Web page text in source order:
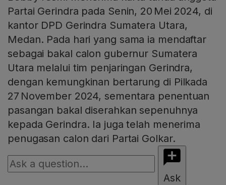
Partai Gerindra pada Senin, 20 Mei 2024, di
kantor DPD Gerindra Sumatera Utara,
Medan. Pada hari yang sama ia mendaftar
sebagai bakal calon gubernur Sumatera
Utara melalui tim penjaringan Gerindra,
dengan kemungkinan bertarung di Pilkada
27 November 2024, sementara penentuan
pasangan bakal diserahkan sepenuhnya
kepada Gerindra. Ia juga telah menerima
penugasan calon dari Partai Golkar.
Ask